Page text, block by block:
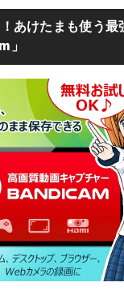
あけたまも使う最
」